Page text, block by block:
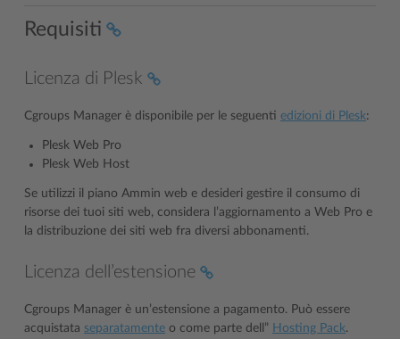
Requisiti
Licenza di Plesk
Cgroups Manager è disponibile per le seguenti edizioni di Plesk:
Plesk Web Pro
Plesk Web Host
Se utilizzi il piano Ammin web e desideri gestire il consumo di
risorse dei tuoi siti web, considera l’aggiornamento a Web Pro e
la distribuzione dei siti web fra diversi abbonamenti.
Licenza dell’estensione
Cgroups Manager è un’estensione a pagamento. Può essere
acquistata separatamente o come parte dell” Hosting Pack.